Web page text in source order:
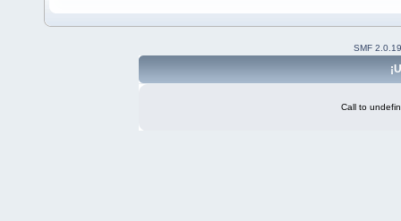
SMF 2.0.19
Call to